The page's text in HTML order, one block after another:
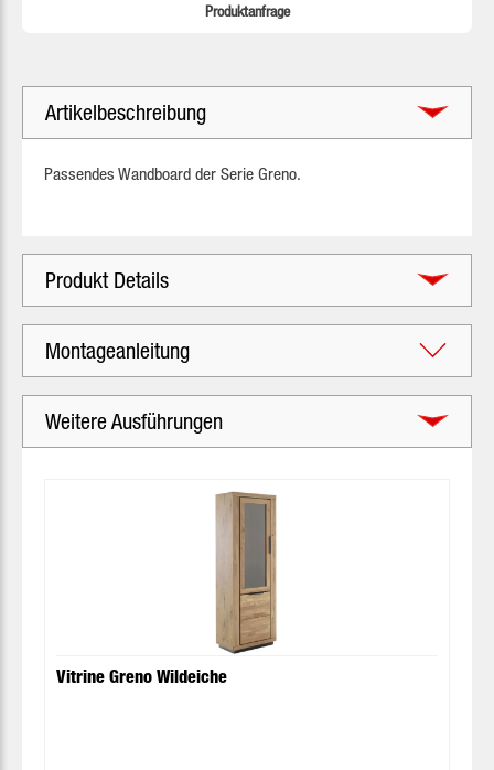
Produktanfrage
Artikelbeschreibung
Passendes Wandboard der Serie Greno.
Produkt Details
Montageanleitung
Weitere Ausführungen
Vitrine Greno Wildeiche